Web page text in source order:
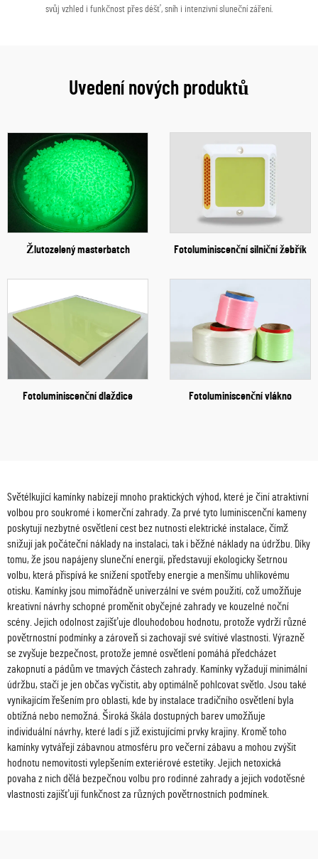
svůj vzhled i funkčnost přes déšť, sníh i intenzivní sluneční záření.
Uvedení nových produktů
Žlutozelený masterbatch Fotoluminiscenční silniční žebřík
Fotoluminiscenční dlaždice Fotoluminiscenční vlákno
Světélkující kamínky nabízejí mnoho praktických výhod, které je činí atraktivní
volbou pro soukromé i komerční zahrady. Za prvé tyto luminiscenční kameny
poskytují nezbytné osvětlení cest bez nutnosti elektrické instalace, čímž
snižují jak počáteční náklady na instalaci, tak i běžné náklady na údržbu. Díky
tomu, že jsou napájeny sluneční energií, představují ekologicky šetrnou
volbu, která přispívá ke snížení spotřeby energie a menšímu uhlíkovému
otisku. Kamínky jsou mimořádně univerzální ve svém použití, což umožňuje
kreativní návrhy schopné proměnit obyčejné zahrady ve kouzelné noční
scény. Jejich odolnost zajišťuje dlouhodobou hodnotu, protože vydrží různé
povětrnostní podmínky a zároveň si zachovají své svítivé vlastnosti. Výrazně
se zvyšuje bezpečnost, protože jemné osvětlení pomáhá předcházet
zakopnutí a pádům ve tmavých částech zahrady. Kamínky vyžadují minimální
údržbu, stačí je jen občas vyčistit, aby optimálně pohlcovat světlo. Jsou také
vynikajícím řešením pro oblasti, kde by instalace tradičního osvětlení byla
obtížná nebo nemožná. Široká škála dostupných barev umožňuje
individuální návrhy, které ladí s již existujícími prvky krajiny. Kromě toho
kamínky vytvářejí zábavnou atmosféru pro večerní zábavu a mohou zvýšit
hodnotu nemovitosti vylepšením exteriérové estetiky. Jejich netoxická
povaha z nich dělá bezpečnou volbu pro rodinné zahrady a jejich vodotěsné
vlastnosti zajišťují funkčnost za různých povětrnostních podmínek.